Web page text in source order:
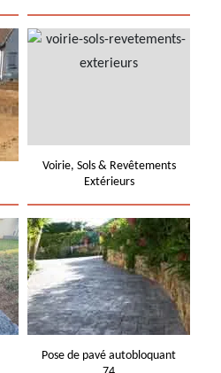
Voirie, Sols & Revêtements
Extérieurs
Pose de pavé autobloquant